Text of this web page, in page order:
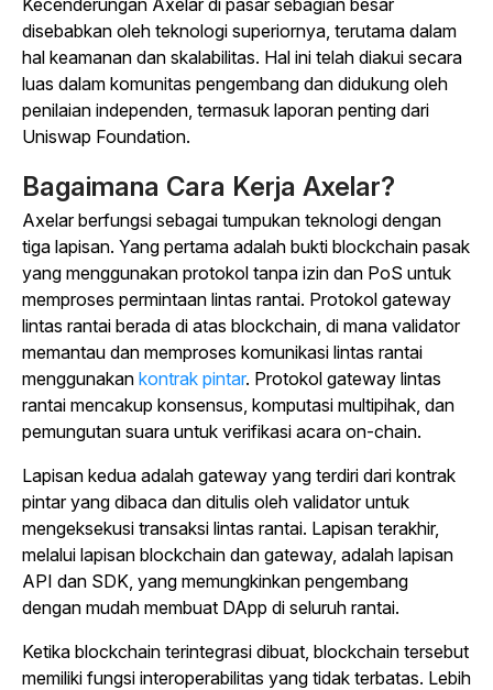
Kecenderungan Axelar di pasar sebagian besar
disebabkan oleh teknologi superiornya, terutama dalam
hal keamanan dan skalabilitas. Hal ini telah diakui secara
luas dalam komunitas pengembang dan didukung oleh
penilaian independen, termasuk laporan penting dari
Uniswap Foundation.
Bagaimana Cara Kerja Axelar?
Axelar berfungsi sebagai tumpukan teknologi dengan
tiga lapisan. Yang pertama adalah bukti blockchain pasak
yang menggunakan protokol tanpa izin dan PoS untuk
memproses permintaan lintas rantai. Protokol gateway
lintas rantai berada di atas blockchain, di mana validator
memantau dan memproses komunikasi lintas rantai
menggunakan kontrak pintar. Protokol gateway lintas
rantai mencakup konsensus, komputasi multipihak, dan
pemungutan suara untuk verifikasi acara on-chain.
Lapisan kedua adalah gateway yang terdiri dari kontrak
pintar yang dibaca dan ditulis oleh validator untuk
mengeksekusi transaksi lintas rantai. Lapisan terakhir,
melalui lapisan blockchain dan gateway, adalah lapisan
API dan SDK, yang memungkinkan pengembang
dengan mudah membuat DApp di seluruh rantai.
Ketika blockchain terintegrasi dibuat, blockchain tersebut
memiliki fungsi interoperabilitas yang tidak terbatas. Lebih